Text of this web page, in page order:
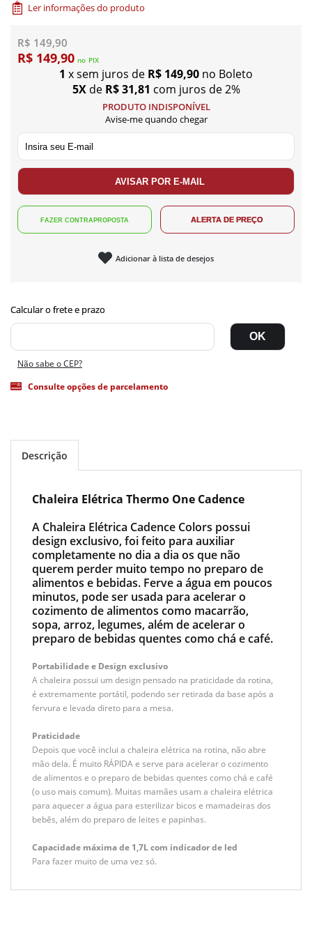
Ler informações do produto
R$ 149,90
R$ 149,90 no PIX
1 x sem juros de R$ 149,90 no Boleto
5Xde R$ 31,81 com juros de 2%
PRODUTO INDISPONÍVEL
Avise-me quando chegar
Adicionar à lista de desejos
Não sabe o CEP?
Consulte opções de parcelamento
Descrição
Chaleira Elétrica Thermo One Cadence
A Chaleira Elétrica Cadence Colors possui
design exclusivo, foi feito para auxiliar
completamente no dia a dia os que não
querem perder muito tempo no preparo de
alimentos e bebidas. Ferve a água em poucos
minutos, pode ser usada para acelerar o
cozimento de alimentos como macarrão,
sopa, arroz, legumes, além de acelerar o
preparo de bebidas quentes como chá e café.
Portabilidade e Design exclusivo
A chaleira possui um design pensado na praticidade da rotina,
é extremamente portátil, podendo ser retirada da base após a
fervura e levada direto para a mesa.
Praticidade
Depois que você inclui a chaleira elétrica na rotina, não abre
mão dela. É muito RÁPIDA e serve para acelerar o cozimento
de alimentos e o preparo de bebidas quentes como chá e café
(o uso mais comum). Muitas mamães usam a chaleira elétrica
para aquecer a água para esterilizar bicos e mamadeiras dos
bebês, além do preparo de leites e papinhas.
Capacidade máxima de 1,7L com indicador de led
Para fazer muito de uma vez só.